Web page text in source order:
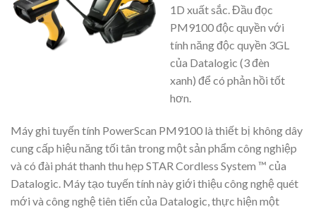
1D xuất sắc. Đầu đọc
PM9100 độc quyền với
tính năng độc quyền 3GL
của Datalogic (3 đèn
xanh) để có phản hồi tốt
hơn.
Máy ghi tuyến tính PowerScan PM9100 là thiết bị không dây
cung cấp hiệu năng tối tân trong một sản phẩm công nghiệp
và có đài phát thanh thu hẹp STAR Cordless System ™ của
Datalogic. Máy tạo tuyến tính này giới thiệu công nghệ quét
mới và công nghệ tiên tiến của Datalogic, thực hiện một